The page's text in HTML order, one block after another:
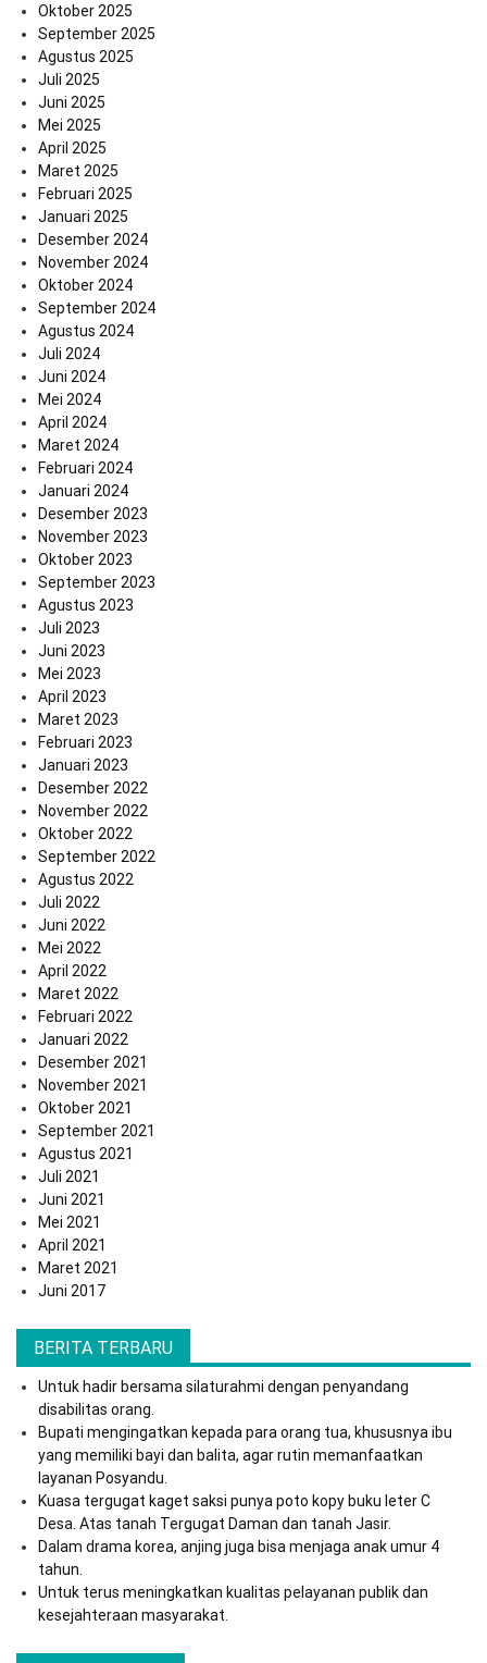
Oktober 2025
September 2025
Agustus 2025
Juli 2025
Juni 2025
Mei 2025
April 2025
Maret 2025
Februari 2025
Januari 2025
Desember 2024
November 2024
Oktober 2024
September 2024
Agustus 2024
Juli 2024
Juni 2024
Mei 2024
April 2024
Maret 2024
Februari 2024
Januari 2024
Desember 2023
November 2023
Oktober 2023
September 2023
Agustus 2023
Juli 2023
Juni 2023
Mei 2023
April 2023
Maret 2023
Februari 2023
Januari 2023
Desember 2022
November 2022
Oktober 2022
September 2022
Agustus 2022
Juli 2022
Juni 2022
Mei 2022
April 2022
Maret 2022
Februari 2022
Januari 2022
Desember 2021
November 2021
Oktober 2021
September 2021
Agustus 2021
Juli 2021
Juni 2021
Mei 2021
April 2021
Maret 2021
Juni 2017
BERITA TERBARU
Untuk hadir bersama silaturahmi dengan penyandang
disabilitas orang.
Bupati mengingatkan kepada para orang tua, khususnya ibu
yang memiliki bayi dan balita, agar rutin memanfaatkan
layanan Posyandu.
Kuasa tergugat kaget saksi punya poto kopy buku leter C
Desa. Atas tanah Tergugat Daman dan tanah Jasir.
Dalam drama korea, anjing juga bisa menjaga anak umur 4
tahun.
Untuk terus meningkatkan kualitas pelayanan publik dan
kesejahteraan masyarakat.